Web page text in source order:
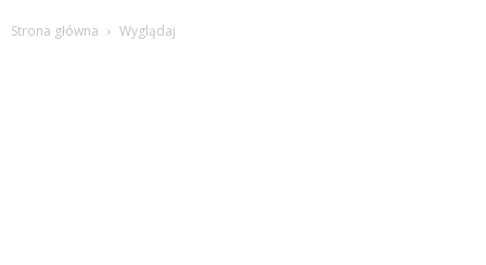
Strona główna Wyglądaj